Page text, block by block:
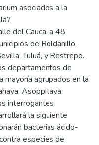
asociados a la
del Cauca, a 48
de Roldanillo,
Tuluá, y Restrepo.
departamentos de
mayoría agrupados en la
Asoppitaya.
interrogantes
la siguiente
bacterias ácido-
especies de